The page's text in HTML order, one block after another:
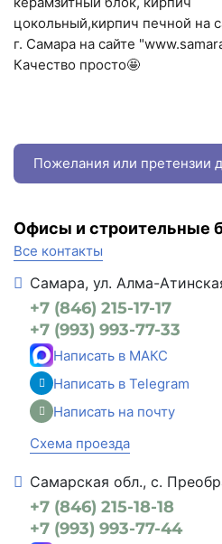
цокольный,кирпич печной на
г. Самара на сайте
Качество просто🤩
Пожелания или претензии
Офисы и строительные
Все контакты
Самара, ул. Алма-
+7 (846) 215-17-17
+7 (993) 993-77-33
Написать в МАКС
Написать в Telegram
Написать на почту
Схема проезда
Самарская обл., с.
+7 (846) 215-18-18
+7 (993) 993-77-44